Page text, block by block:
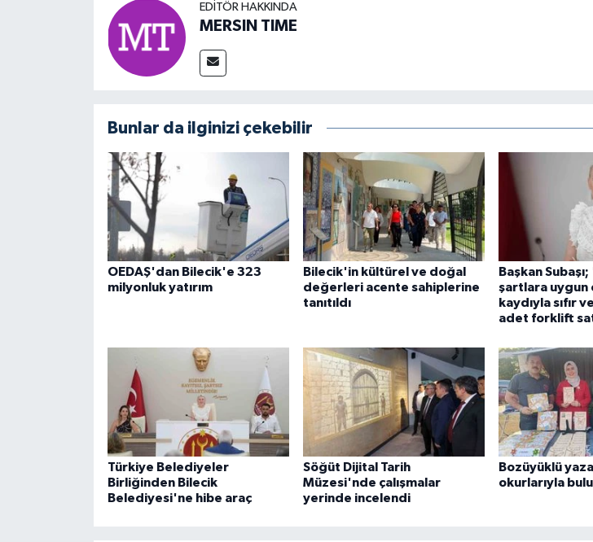
EDITÖR HAKKINDA
MERSIN TIME
Bunlar da ilginizi çekebilir
OEDAŞ'dan Bilecik'e 323
milyonluk yatırım
Bilecik'in kültürel ve doğal
değerleri acente sahiplerine
tanıtıldı
Başkan
şartlara uygun
kaydıyla sıfır
adet forklift
Türkiye Belediyeler
Birliğinden Bilecik
Belediyesi'ne hibe araç
Söğüt Dijital Tarih
Müzesi'nde çalışmalar
yerinde incelendi
Bozüyüklü
okurlarıyla